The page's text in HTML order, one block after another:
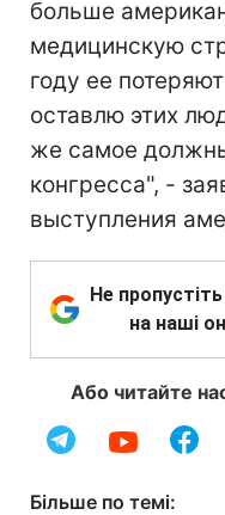
больше
медицинскую
году ее
оставлю этих
же самое
конгресса", -
выступления
Не
на наші
Або читайте
Більше по темі: